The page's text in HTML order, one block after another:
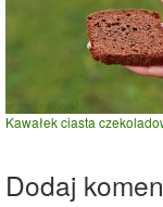
Kawałek ciasta
Dodaj